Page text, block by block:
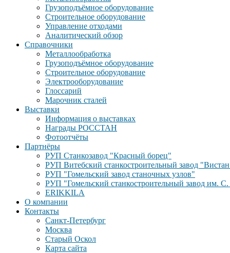
Грузоподъёмное оборудование
Строительное оборудование
Управление отходами
Аналитический обзор
Справочники
Металлообработка
Грузоподъёмное оборудование
Строительное оборудование
Электрооборудование
Глоссарий
Марочник сталей
Выставки
Информация о выставках
Награды РОССТАН
Фотоотчёты
Партнёры
РУП Станкозавод "Красный борец"
РУП Витебский станкостроительный завод
РУП "Гомельский завод станочных узлов"
РУП "Гомельский станкостроительный завод им.
ERIKKILA
О компании
Контакты
Санкт-Петербург
Москва
Старый Оскол
Карта сайта